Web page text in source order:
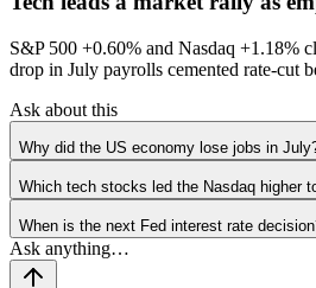
S&P 500 +0.60% and Nasdaq +1.18%
drop in July payrolls cemented rate-cut
Ask about this
Why did the US economy lose jobs in
Which tech stocks led the Nasdaq higher
When is the next Fed interest rate